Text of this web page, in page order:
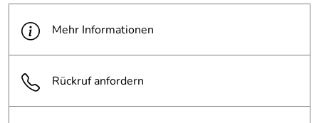
Mehr Informationen
Rückruf anfordern